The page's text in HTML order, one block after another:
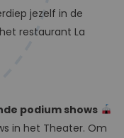
jezelf in de
restaurant La
podium shows
in het Theater. Om